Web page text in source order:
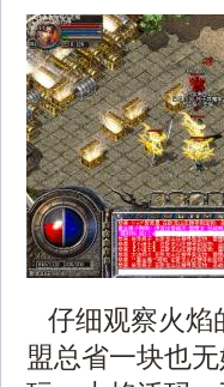
仔细观察火焰
盟总省一块也